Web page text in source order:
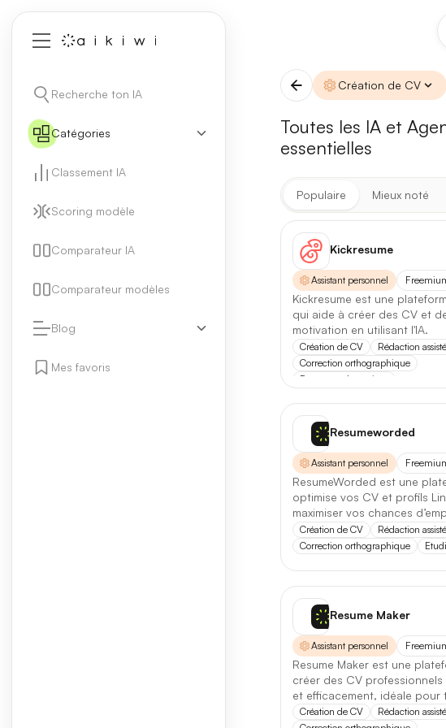
Recherche ton IA
Catégories
Classement IA
Scoring modèle
Comparateur IA
Comparateur modèles
Blog
Mes favoris
Se
DERNIÈRES
Claude
[TEST]
5 août 2026
Anthropic
fiabilité
Ce qui
Note
Latence
Lire
[TEST]
5 juillet 2026
Création de CV
Toutes les IA et
essentielles
Populaire Mieux noté
Kickresume
Assistant personnel
Kickresume est une
qui aide à créer des CV et
motivation en utilisant l'IA.
Création de CV
Rédaction
Correction orthographique
Ressources humaines
Resumeworded
Assistant personnel
ResumeWorded est une
optimise vos CV et profils
maximiser vos chances
Création de CV
Rédaction
Correction orthographique
Resume Maker
Assistant personnel
Resume Maker est une
créer des CV
et efficacement, idéale pour
chercheurs d'emploi.
Création de CV
Rédaction
Toutes les
Analyse de
Audio
Business
Chatbots
2 FILTRES ACTIFS
Création de CV ✕
Type d'outil
IA Agent Les deux
Note minimale
Toutes
Prix
Essai Gratuit443
Format / fonctionnalité
Site Web974
API213 Logiciel190
Catégorie